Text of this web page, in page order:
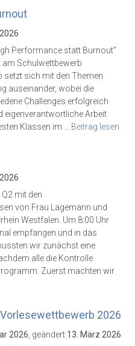
Performance statt Burnout“
am Schulwettbewerb
setzt sich mit den Themen
auseinander, wobei die
Challenges erfolgreich
eigenverantwortliche Arbeit
Klassen im … Beitrag lesen
mit den
von Frau Lagemann und
Westfalen. Um 8:00 Uhr
empfangen und in das
wir zunächst eine
alle die Kontrolle
Zuerst machten wir
2026
2026, geändert 13. März 2026